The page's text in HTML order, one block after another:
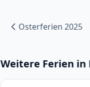
Osterferien 2025
Weitere Ferien in